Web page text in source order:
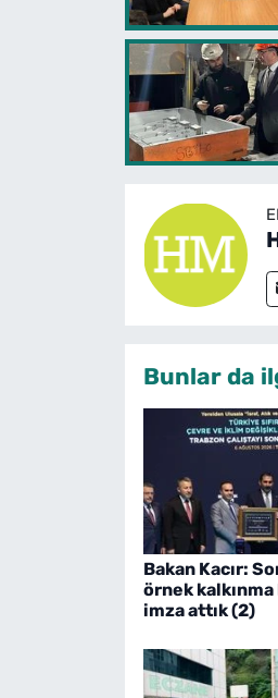
Bunlar da
Bakan Kacır:
örnek
imza attık (2)